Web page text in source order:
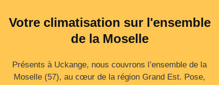
Votre climatisation sur l'ensemble
de la Moselle
Présents à Uckange, nous couvrons l’ensemble de la
Moselle (57), au cœur de la région Grand Est. Pose,